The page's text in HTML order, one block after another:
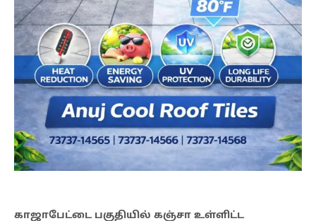
காஜாபேட்டை பகுதியில் கஞ்சா உள்ளிட்ட